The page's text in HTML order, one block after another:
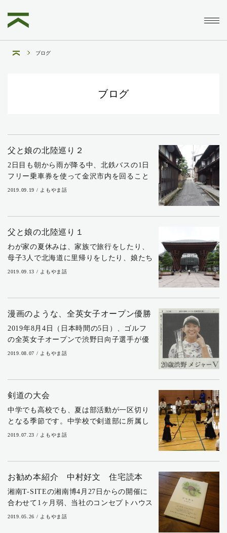
ブログ
ブログ
父と娘の北陸巡り２
2日目も朝から雨が降る中、北鉄バスの1日
フリー乗車券を使って金沢市内を回ること
にしました。29年前に友人と来た時は、金
2019.09.19 / よもやま話
父と娘の北陸巡り１
わが家の夏休みは、家族で旅行をしたり、
母子3人で北海道に里帰りをしたり、娘たち
は毎年必ずどこかに出掛けてきました。し
2019.09.13 / よもやま話
漫画のような、全英女子オープン優勝
2019年8月4日（日本時間の5日）、ゴルフ
の全英女子オープンで渋野日向子選手が優
勝しました。 連日のようにニュース番組や
2019.08.07 / よもやま話
剣道の大会
中学でも高校でも、夏は部活動が一区切り
となる季節です。中学校で剣道部に所属し
ている長女も、引退を掛けて最後の市大会
2019.07.23 / よもやま話
お勧め本紹介 中村好文 住宅読本
湘南T-SITEの湘南博4月27日からの開催に
合わせて1ヶ月弱、当社のコンセプトハウス
にて、社員のお勧めの本を持ち寄って公開
2019.05.26 / よもやま話